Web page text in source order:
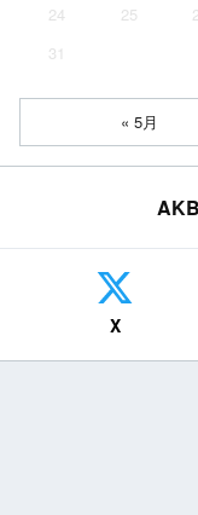
24
25
31
« 5月
X